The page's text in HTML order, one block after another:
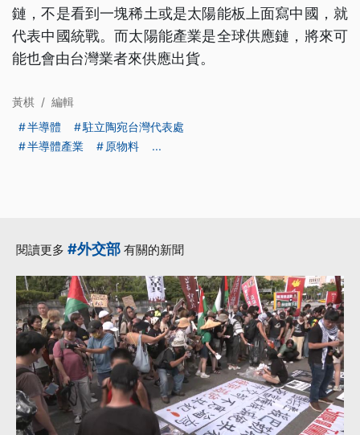
鏈，不是看到一塊稀土或是太陽能板上面寫中國，就
代表中國統戰。而太陽能產業是全球供應鏈，將來可
能也會由台灣業者來供應出貨。
黃棋 / 編輯
半導體
駐立陶宛台灣代表處
半導體產業
原物料 ...
閱讀更多 #外交部 有關的新聞